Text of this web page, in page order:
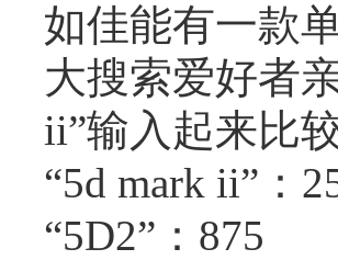
如佳能有一款
大搜索爱好者
ii”输入起来比
“5d mark ii”：
“5D2”：875